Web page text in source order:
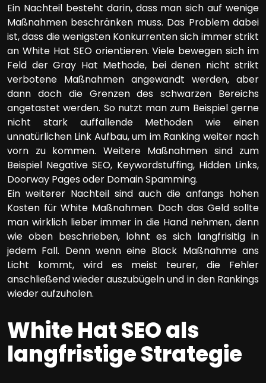
Ein Nachteil besteht darin, dass man sich auf wenige
Maßnahmen beschränken muss. Das Problem dabei
ist, dass die wenigsten Konkurrenten sich immer strikt
an White Hat SEO orientieren. Viele bewegen sich im
Feld der Gray Hat Methode, bei denen nicht strikt
verbotene Maßnahmen angewandt werden, aber
dann doch die Grenzen des schwarzen Bereichs
angetastet werden. So nutzt man zum Beispiel gerne
nicht stark auffallende Methoden wie einen
unnatürlichen Link Aufbau, um im Ranking weiter nach
vorn zu kommen. Weitere Maßnahmen sind zum
Beispiel Negative SEO, Keywordstuffing, Hidden Links,
Doorway Pages oder Domain Spamming.
Ein weiterer Nachteil sind auch die anfangs hohen
Kosten für White Maßnahmen. Doch das Geld sollte
man wirklich lieber immer in die Hand nehmen, denn
wie oben beschrieben, lohnt es sich langfrisitig in
jedem Fall. Denn wenn eine Black Maßnahme ans
Licht kommt, wird es meist teurer, die Fehler
anschließend wieder auszubügeln und in den Rankings
wieder aufzuholen.
White Hat SEO als
langfristige Strategie